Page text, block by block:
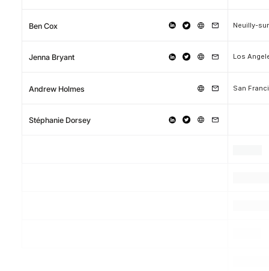
Ben Cox Neuilly-
Jenna Bryant Los
Andrew Holmes San
Stéphanie Dorsey